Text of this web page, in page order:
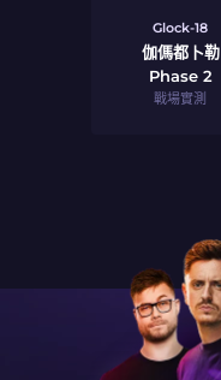
Glock-18
伽傌都卜勒
Phase 2
戰場實測